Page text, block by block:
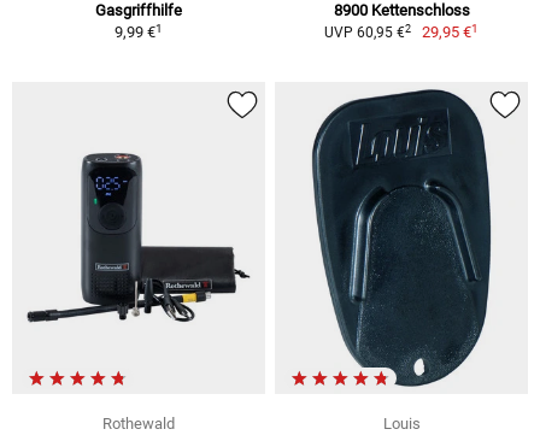
Gasgriffhilfe
9,99 €1
8900 Kettenschloss
UVP 60,95 €2 29,95 €1
Rothewald
Louis